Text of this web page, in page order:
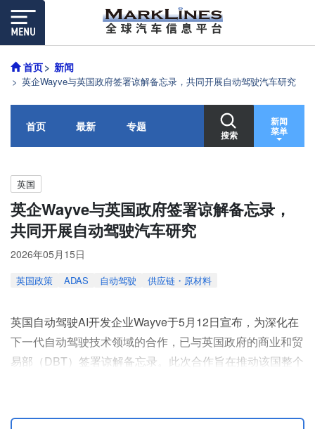
首页 新闻
英企Wayve与英国政府签署谅解备忘录，共同开展自动驾驶汽车研究
首页 最新 专题
搜索
新闻
菜单
英国
英企Wayve与英国政府签署谅解备忘录，
共同开展自动驾驶汽车研究
2026年05月15日
英国政策 ADAS 自动驾驶 供应链・原材料
英国自动驾驶AI开发企业Wayve于5月12日宣布，为深化在
下一代自动驾驶技术领域的合作，已与英国政府的商业和贸
易部（DBT）签署谅解备忘录。此次合作旨在推动该国整个
DBT与Wayve将联合开展研究，助力自动驾驶汽车从原型阶